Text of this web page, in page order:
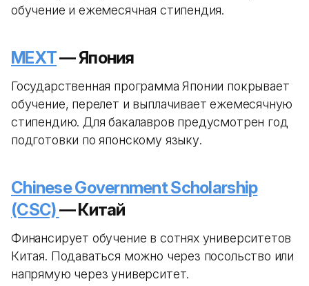
обучение и ежемесячная стипендия.
MEXT— Япония
Государственная программа Японии покрывает
обучение, перелет и выплачивает ежемесячную
стипендию. Для бакалавров предусмотрен год
подготовки по японскому языку.
Chinese Government Scholarship
(CSC)— Китай
Финансирует обучение в сотнях университетов
Китая. Подаваться можно через посольство или
напрямую через университет.